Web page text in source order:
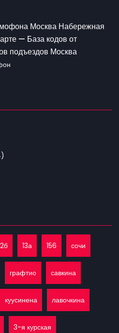
Москва Набережная
— База кодов от
подъездов Москва
2б 13а 156 сочи
графтио савкина
куусинена лавочкина
3-я курская